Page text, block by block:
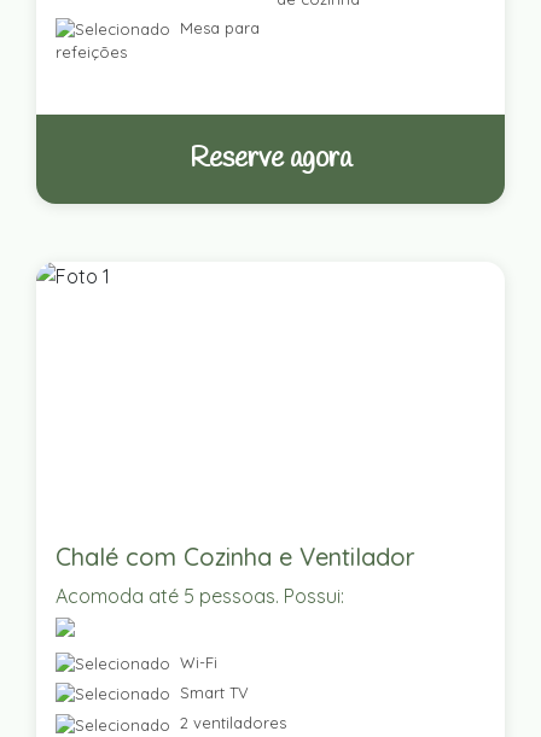
Mesa para
refeições
Reserve agora
Chalé com Cozinha e Ventilador
Acomoda até 5 pessoas. Possui:
Wi-Fi
Smart TV
2 ventiladores